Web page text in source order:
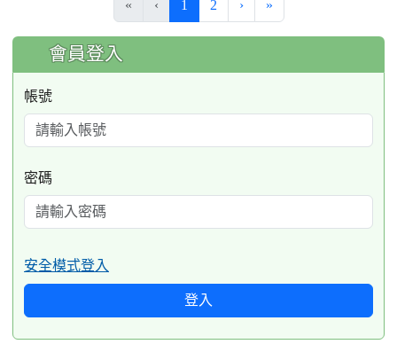
« ‹ 1 (current)
2 › »
:::
會員登入
帳號
密碼
安全模式登入
登入